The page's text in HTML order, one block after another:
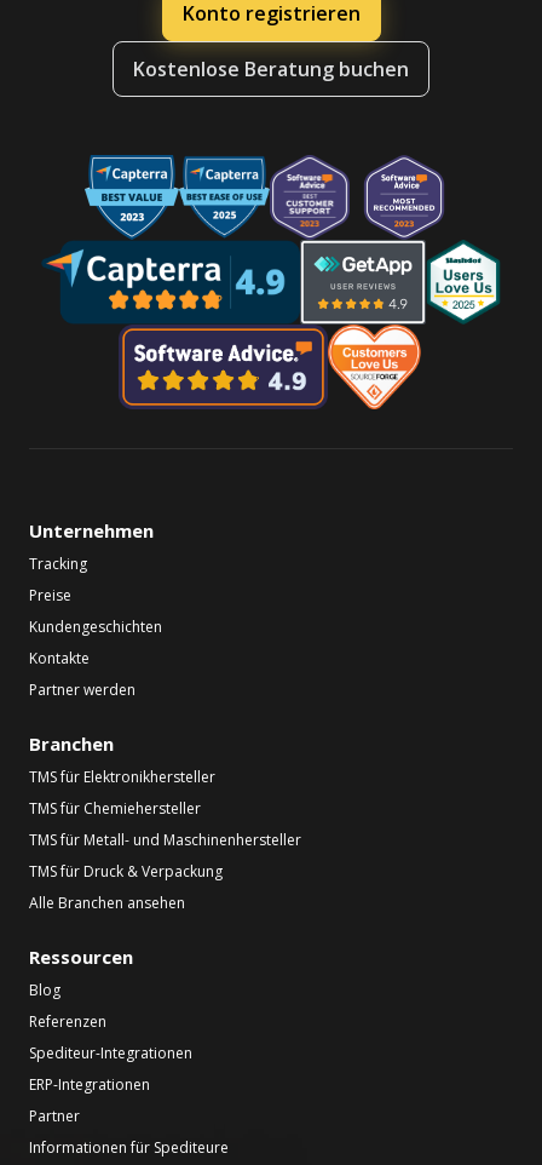
Konto registrieren
Kostenlose Beratung buchen
Unternehmen
Tracking
Preise
Kundengeschichten
Kontakte
Partner werden
Branchen
TMS für Elektronikhersteller
TMS für Chemiehersteller
TMS für Metall- und Maschinenhersteller
TMS für Druck & Verpackung
Alle Branchen ansehen
Ressourcen
Blog
Referenzen
Spediteur-Integrationen
ERP-Integrationen
Partner
Informationen für Spediteure